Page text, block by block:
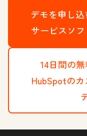
デモを申し
サービスソ
14日間の
HubSpotの